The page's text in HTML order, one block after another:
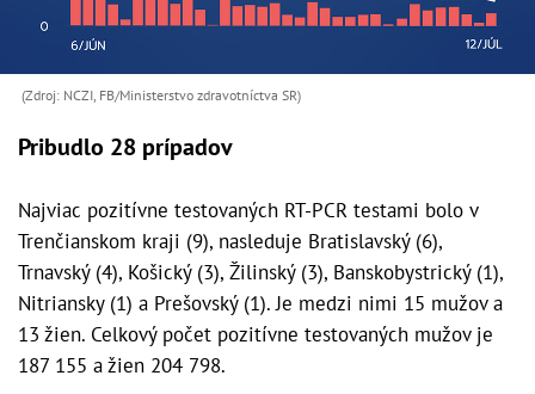
(Zdroj: NCZI, FB/Ministerstvo zdravotníctva SR)
Pribudlo 28 prípadov
Najviac pozitívne testovaných RT-PCR testami bolo v
Trenčianskom kraji (9), nasleduje Bratislavský (6),
Trnavský (4), Košický (3), Žilinský (3), Banskobystrický (1),
Nitriansky (1) a Prešovský (1). Je medzi nimi 15 mužov a
13 žien. Celkový počet pozitívne testovaných mužov je
187 155 a žien 204 798.